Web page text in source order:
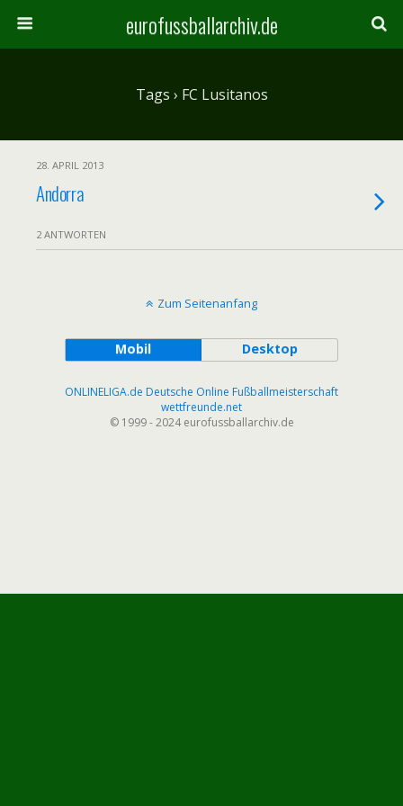
eurofussballarchiv.de
Tags › FC Lusitanos
28. APRIL 2013
Andorra
2 ANTWORTEN
Zum Seitenanfang
Mobil Desktop
ONLINELIGA.de Deutsche Online Fußballmeisterschaft
wettfreunde.net
© 1999 - 2024 eurofussballarchiv.de